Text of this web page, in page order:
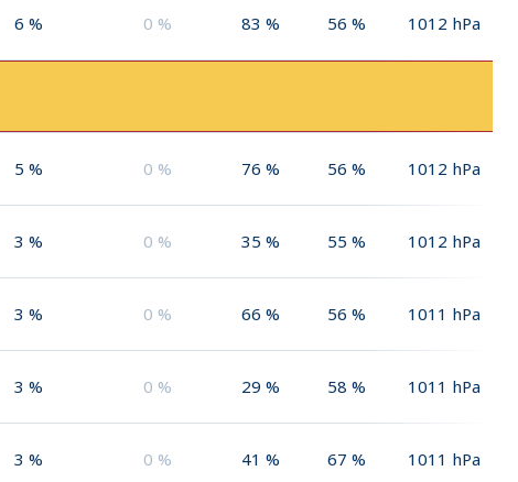
6 % 0 % 83 % 56 % 1012 hPa
5 % 0 % 76 % 56 % 1012 hPa
3 % 0 % 35 % 55 % 1012 hPa
3 % 0 % 66 % 56 % 1011 hPa
3 % 0 % 29 % 58 % 1011 hPa
3 % 0 % 41 % 67 % 1011 hPa